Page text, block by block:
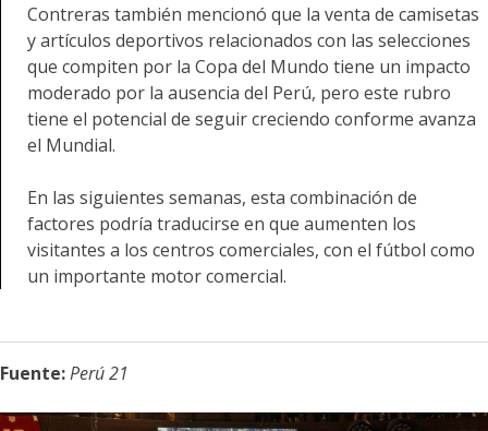
Contreras también mencionó que la venta de camisetas
y artículos deportivos relacionados con las selecciones
que compiten por la Copa del Mundo tiene un impacto
moderado por la ausencia del Perú, pero este rubro
tiene el potencial de seguir creciendo conforme avanza
el Mundial.
En las siguientes semanas, esta combinación de
factores podría traducirse en que aumenten los
visitantes a los centros comerciales, con el fútbol como
un importante motor comercial.
Fuente:Perú 21